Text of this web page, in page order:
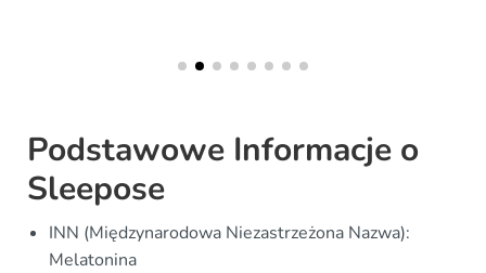
Podstawowe Informacje o
Sleepose
INN (Międzynarodowa Niezastrzeżona Nazwa):
Melatonina